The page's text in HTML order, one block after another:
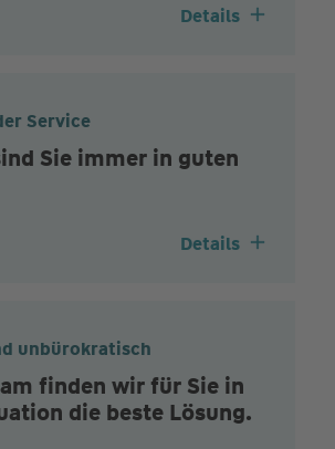
Details
Service
Sie immer in guten
Details
unbürokratisch
finden wir für Sie in
die beste Lösung.